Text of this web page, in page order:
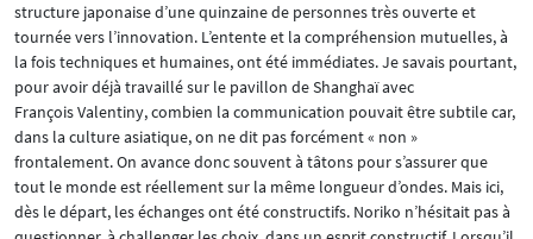
structure japonaise d’une quinzaine de personnes très ouverte et
tournée vers l’innovation. L’entente et la compréhension mutuelles, à
la fois techniques et humaines, ont été immédiates. Je savais pourtant,
pour avoir déjà travaillé sur le pavillon de Shanghaï avec
François Valentiny, combien la communication pouvait être subtile car,
dans la culture asiatique, on ne dit pas forcément « non »
frontalement. On avance donc souvent à tâtons pour s’assurer que
tout le monde est réellement sur la même longueur d’ondes. Mais ici,
dès le départ, les échanges ont été constructifs. Noriko n’hésitait pas à